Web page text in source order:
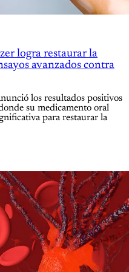
logra restaurar la
avanzados contra
los resultados positivos
su medicamento oral
para restaurar la